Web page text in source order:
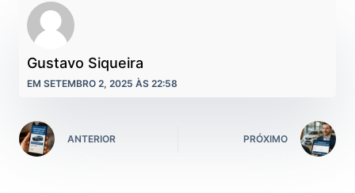
Gustavo Siqueira
EM SETEMBRO 2, 2025 ÀS 22:58
ANTERIOR PRÓXIMO